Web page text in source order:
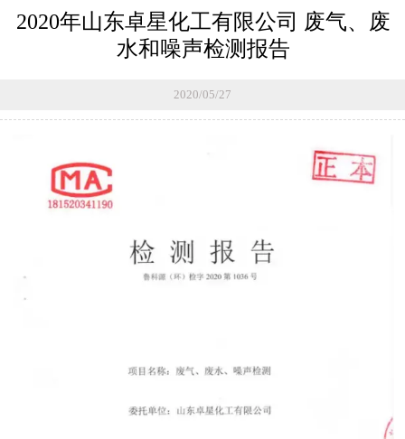
2020年山东卓星化工有限公司 废气、废
水和噪声检测报告
2020/05/27